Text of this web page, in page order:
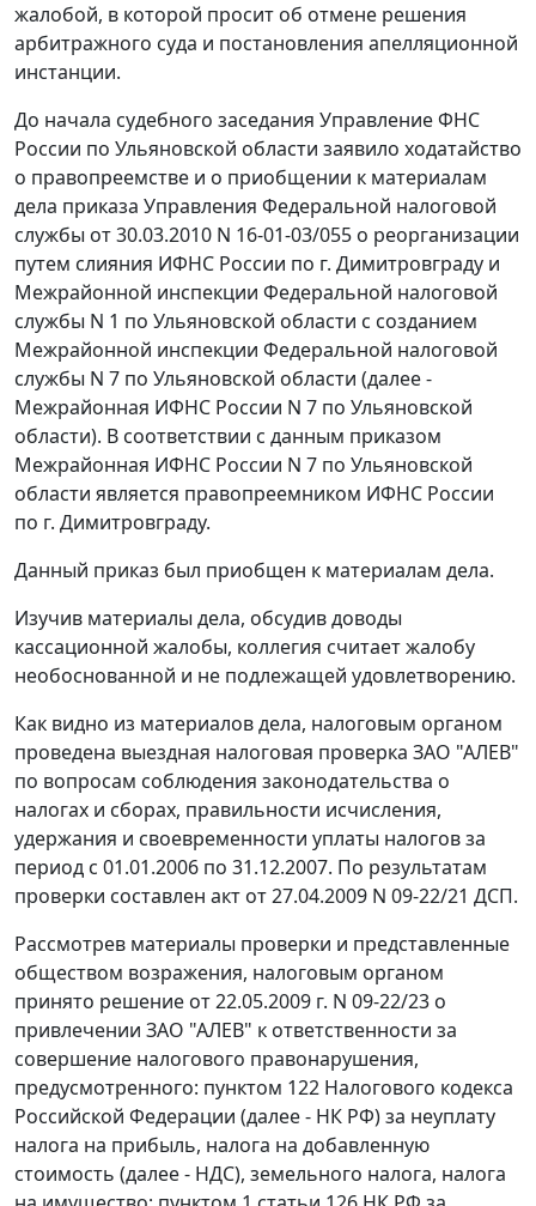
жалобой, в которой просит об отмене решения
арбитражного суда и постановления апелляционной
инстанции.
До начала судебного заседания Управление ФНС
России по Ульяновской области заявило ходатайство
о правопреемстве и о приобщении к материалам
дела приказа Управления Федеральной налоговой
службы от 30.03.2010 N 16-01-03/055 о реорганизации
путем слияния ИФНС России по г. Димитровграду и
Межрайонной инспекции Федеральной налоговой
службы N 1 по Ульяновской области с созданием
Межрайонной инспекции Федеральной налоговой
службы N 7 по Ульяновской области (далее -
Межрайонная ИФНС России N 7 по Ульяновской
области). В соответствии с данным приказом
Межрайонная ИФНС России N 7 по Ульяновской
области является правопреемником ИФНС России
по г. Димитровграду.
Данный приказ был приобщен к материалам дела.
Изучив материалы дела, обсудив доводы
кассационной жалобы, коллегия считает жалобу
необоснованной и не подлежащей удовлетворению.
Как видно из материалов дела, налоговым органом
проведена выездная налоговая проверка ЗАО "АЛЕВ"
по вопросам соблюдения законодательства о
налогах и сборах, правильности исчисления,
удержания и своевременности уплаты налогов за
период с 01.01.2006 по 31.12.2007. По результатам
проверки составлен акт от 27.04.2009 N 09-22/21 ДСП.
Рассмотрев материалы проверки и представленные
обществом возражения, налоговым органом
принято решение от 22.05.2009 г. N 09-22/23 о
привлечении ЗАО "АЛЕВ" к ответственности за
совершение налогового правонарушения,
предусмотренного: пунктом 122 Налогового кодекса
Российской Федерации (далее - НК РФ) за неуплату
налога на прибыль, налога на добавленную
стоимость (далее - НДС), земельного налога, налога